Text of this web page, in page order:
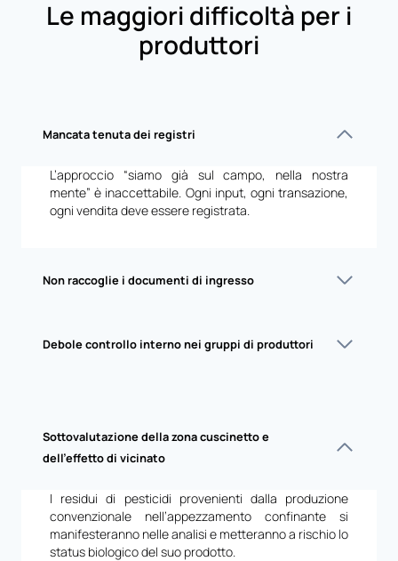
Le maggiori difficoltà per i
produttori
Mancata tenuta dei registri
L’approccio “siamo già sul campo, nella nostra
mente” è inaccettabile. Ogni input, ogni transazione,
ogni vendita deve essere registrata.
Non raccoglie i documenti di ingresso
Debole controllo interno nei gruppi di produttori
Sottovalutazione della zona cuscinetto e
dell’effetto di vicinato
I residui di pesticidi provenienti dalla produzione
convenzionale nell’appezzamento confinante si
manifesteranno nelle analisi e metteranno a rischio lo
status biologico del suo prodotto.